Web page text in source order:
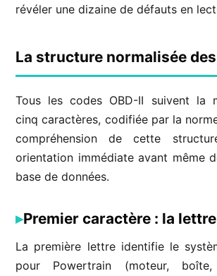
révéler une dizaine de défauts en
La structure normalisée
Tous les codes OBD-II suivent la
cinq caractères, codifiée par la
compréhension de cette
orientation immédiate avant même
base de données.
Premier caractère : la
La première lettre identifie le
pour Powertrain (moteur, boîte,